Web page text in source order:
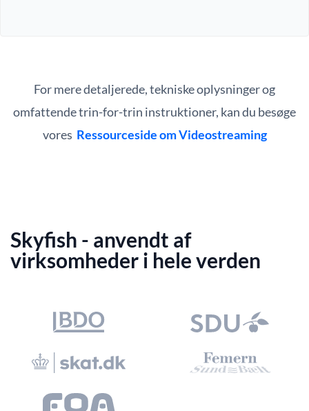
For mere detaljerede, tekniske oplysninger og
omfattende trin-for-trin instruktioner, kan du besøge
vores Ressourceside om Videostreaming
Skyfish - anvendt af
virksomheder i hele verden